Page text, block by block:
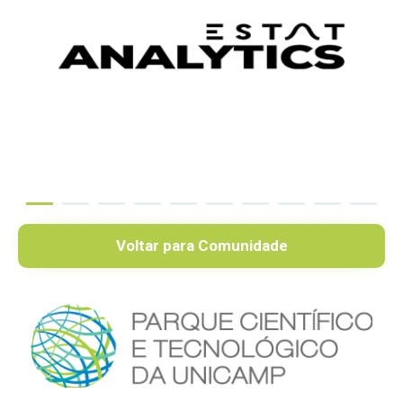
Voltar para Comunidade